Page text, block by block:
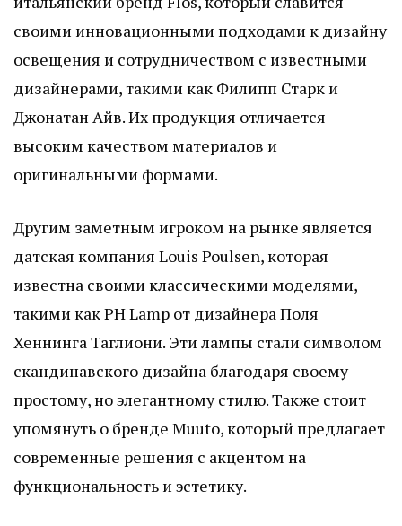
своими инновационными подходами к дизайну
освещения и сотрудничеством с известными
дизайнерами, такими как Филипп Старк и
Джонатан Айв. Их продукция отличается
высоким качеством материалов и
оригинальными формами.
Другим заметным игроком на рынке является
датская компания Louis Poulsen, которая
известна своими классическими моделями,
такими как PH Lamp от дизайнера Поля
Хеннинга Таглиони. Эти лампы стали символом
скандинавского дизайна благодаря своему
простому, но элегантному стилю. Также стоит
упомянуть о бренде Muuto, который предлагает
современные решения с акцентом на
функциональность и эстетику.